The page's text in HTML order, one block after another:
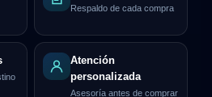
Respaldo de cada compra
Atención
personalizada
Asesoría antes de comprar